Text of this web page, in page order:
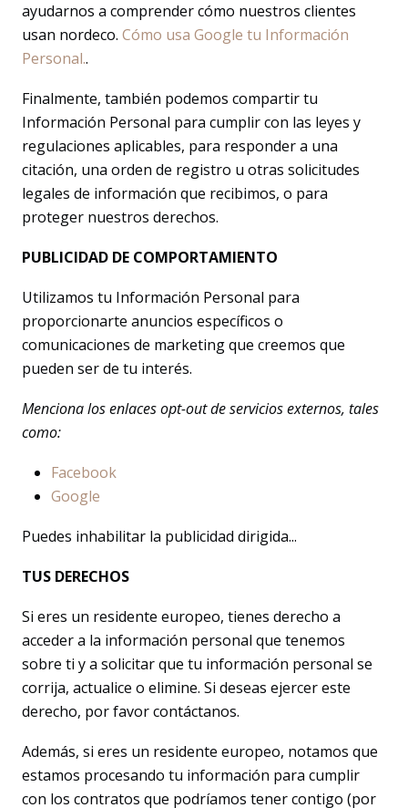
ayudarnos a comprender cómo nuestros clientes
usan nordeco. Cómo usa Google tu Información
Personal..
Finalmente, también podemos compartir tu
Información Personal para cumplir con las leyes y
regulaciones aplicables, para responder a una
citación, una orden de registro u otras solicitudes
legales de información que recibimos, o para
proteger nuestros derechos.
PUBLICIDAD DE COMPORTAMIENTO
Utilizamos tu Información Personal para
proporcionarte anuncios específicos o
comunicaciones de marketing que creemos que
pueden ser de tu interés.
Menciona los enlaces opt-out de servicios externos, tales
como:
Facebook
Google
Puedes inhabilitar la publicidad dirigida...
TUS DERECHOS
Si eres un residente europeo, tienes derecho a
acceder a la información personal que tenemos
sobre ti y a solicitar que tu información personal se
corrija, actualice o elimine. Si deseas ejercer este
derecho, por favor contáctanos.
Además, si eres un residente europeo, notamos que
estamos procesando tu información para cumplir
con los contratos que podríamos tener contigo (por